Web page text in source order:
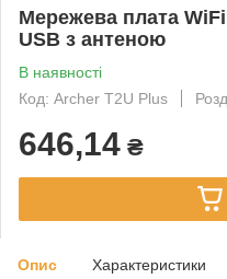
Мережева плата
USB з антеною
В наявності
Код: Archer T2U Plus
646,14 ₴
Опис Характеристики